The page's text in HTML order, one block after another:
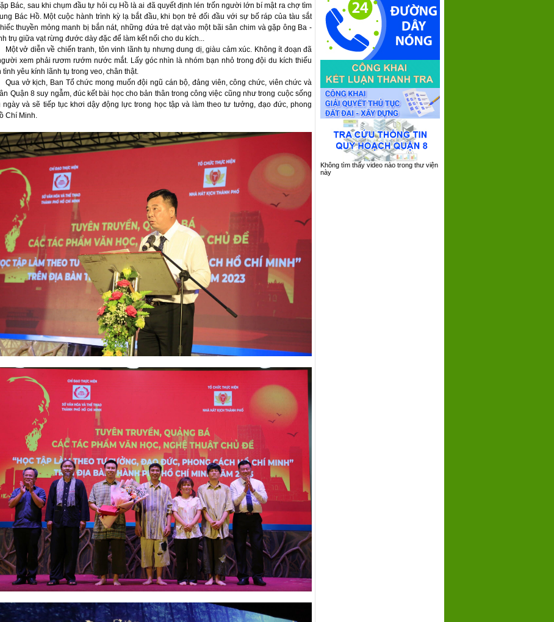
Bác, sau khi chụm đầu tự hỏi cụ Hồ là ai đã quyết định lén trốn người lớn bí mật ra chợ tìm
Bác Hồ. Một cuộc hành trình kỳ lạ bắt đầu, khi bọn trẻ đối đầu với sự bố ráp của tàu sắt
thuyền mỏng manh bị bắn nát, những đứa trẻ dạt vào một bãi sân chim và gặp ông Ba -
trụ giữa vạt rừng đước dày đặc để làm kết nối cho du kích...
Một vở diễn về chiến tranh, tôn vinh lãnh tụ nhưng dung dị, giàu cảm xúc. Không ít đoạn đã
xem phải rươm rướm nước mắt. Lấy góc nhìn là nhóm bạn nhỏ trong đội du kích thiếu
tình yêu kính lãnh tụ trong veo, chân thật.
Qua vở kịch, Ban Tổ chức mong muốn đội ngũ cán bộ, đảng viên, công chức, viên chức và
Quận 8 suy ngẫm, đúc kết bài học cho bản thân trong công việc cũng như trong cuộc sống
ngày và sẽ tiếp tục khơi dậy động lực trong học tập và làm theo tư tưởng, đạo đức, phong
Chí Minh.
QUẬN 8 KHAI MẠC HỘI THAO
QUỐC PHÒNG NĂM 2025
(09/06)
■
QUẬN 8: SƠ KẾT 05 NĂM
THỰC HIỆN CHƯƠNG TRÌNH
TỔNG THỂ CẢI CÁCH HÀNH
CHÍNH NHÀ NƯỚC GIAI
ĐOẠN 2021 - 2030(08/06)
■QUẬN 8 TIẾP XÚC, ĐỐI
THOẠI VỚI DOANH NGHIỆP
TRÊN ĐỊA BÀN NĂM 2025
(05/06)
Không tìm thấy video nào trong thư viện
này